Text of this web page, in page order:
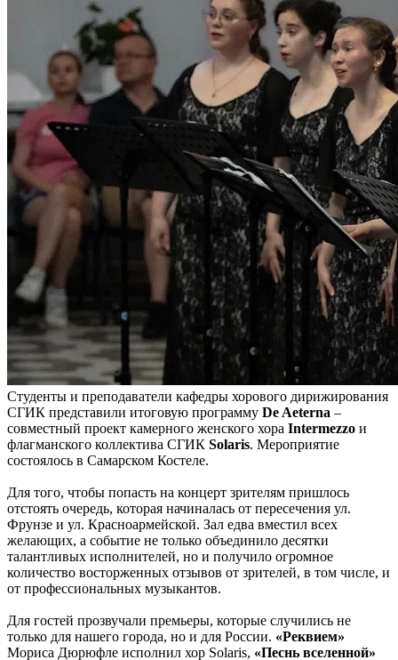
Студенты и преподаватели кафедры хорового дирижирования
СГИК представили итоговую программу De Aeterna –
совместный проект камерного женского хора Intermezzo и
флагманского коллектива СГИК Solaris. Мероприятие
состоялось в Самарском Костеле.
Для того, чтобы попасть на концерт зрителям пришлось
отстоять очередь, которая начиналась от пересечения ул.
Фрунзе и ул. Красноармейской. Зал едва вместил всех
желающих, а событие не только объединило десятки
талантливых исполнителей, но и получило огромное
количество восторженных отзывов от зрителей, в том числе, и
от профессиональных музыкантов.
Для гостей прозвучали премьеры, которые случились не
только для нашего города, но и для России. «Реквием»
Мориса Дюрюфле исполнил хор Solaris, «Песнь вселенной»